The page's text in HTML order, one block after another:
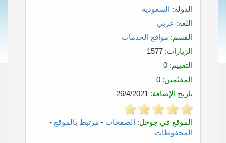
الدولة: السعودية
اللغة: عربي
القسم: مواقع الخدمات
الزيارات:
التقييم:
المقيّمين:
تاريخ الإضافة:
الموقع في جوجل: الصفحات - مرتبط بالموقع -
المحفوظات